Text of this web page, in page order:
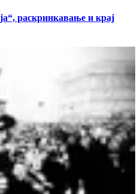
раскринкавање и крај